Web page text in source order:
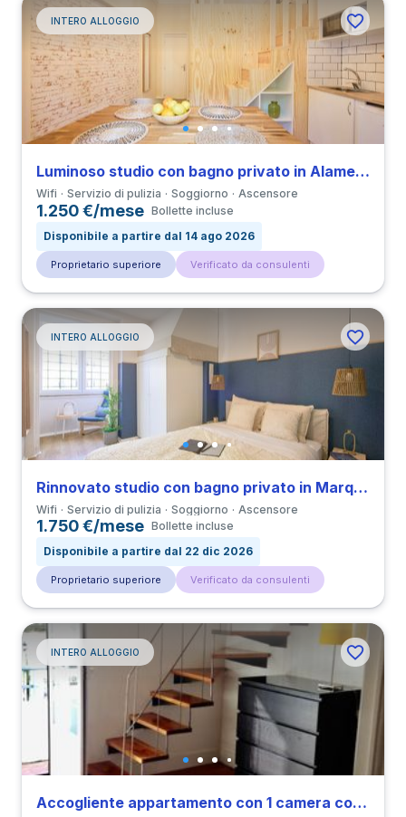
INTERO ALLOGGIO
Luminoso studio con bagno privato in Alameda vicino a all’Università IST
Wifi Servizio di pulizia Soggiorno Ascensore
1.250 €/mese Bollette incluse
Disponibile a partire dal 14 ago 2026
Proprietario superiore Verificato da consulenti
INTERO ALLOGGIO
Rinnovato studio con bagno privato in Marquês de Pombal vicino a all’Università UAL
Wifi Servizio di pulizia Soggiorno Ascensore
1.750 €/mese Bollette incluse
Disponibile a partire dal 22 dic 2026
Proprietario superiore Verificato da consulenti
INTERO ALLOGGIO
Accogliente appartamento con 1 camera con bagno privato e balcone in Arroios vicino a all’Università IST